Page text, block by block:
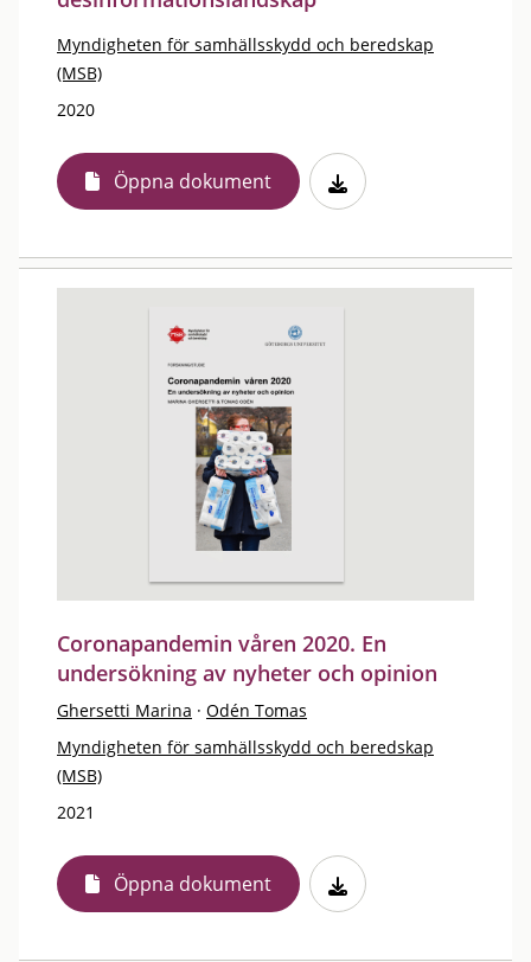
Myndigheten för samhällsskydd och beredskap
(MSB)
2020
Öppna dokument
Coronapandemin våren 2020. En
undersökning av nyheter och opinion
Ghersetti Marina · Odén Tomas
Myndigheten för samhällsskydd och beredskap
(MSB)
2021
Öppna dokument